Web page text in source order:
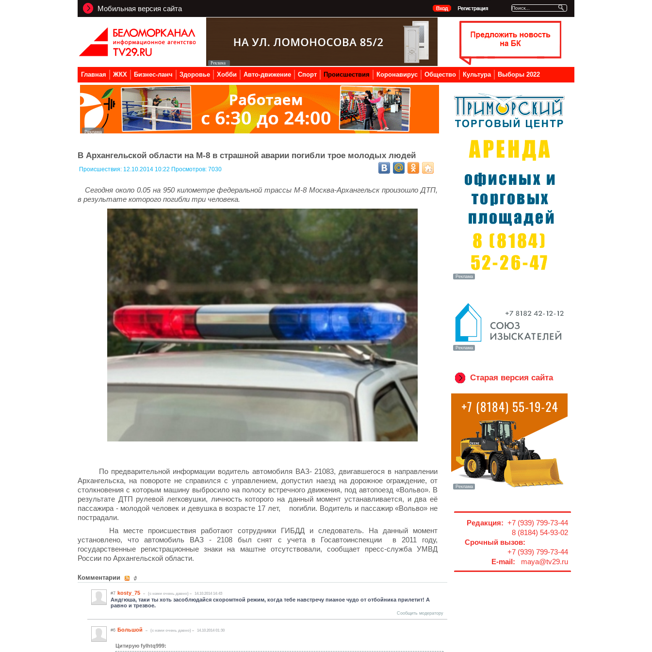
Мобильная версия сайта
Главная ЖКХ Бизнес-ланч Здоровье Хобби Авто-движение Спорт Происшествия Коронавирус Общество Культура Выборы 2022
В Архангельской области на М-8 в страшной аварии погибли трое молодых людей
Происшествия: 12.10.2014 10:22 Просмотров: 7030
Сегодня около 0.05 на 950 километре федеральной трассы М-8 Москва-Архангельск произошло ДТП,
в результате которого погибли три человека.
По предварительной информации водитель автомобиля ВАЗ- 21083, двигавшегося в направлении
Архангельска, на повороте не справился с управлением, допустил наезд на дорожное ограждение, от
столкновения с которым машину выбросило на полосу встречного движения, под автопоезд «Вольво». В
результате ДТП рулевой легковушки, личность которого на данный момент устанавливается, и два её
пассажира - молодой человек и девушка в возрасте 17 лет, погибли. Водитель и пассажир «Вольво» не
пострадали.
На месте происшествия работают сотрудники ГИБДД и следователь. На данный момент
установлено, что автомобиль ВАЗ - 2108 был снят с учета в Госавтоинспекции в 2011 году,
государственные регистрационные знаки на маштне отсутствовали, сообщает пресс-служба УМВД
России по Архангельской области.
Комментарии
#7 kosty_75 (c нами очень давно) 14.10.2014 14:43
Андгюша, таки ты хоть засоблюдайся скоромтной режим, когда тебе навстречу пианое чудо от отбойника прилетит! А
равно и трезвое.
Сообщить модератору
#6 Большой (c нами очень давно) 14.10.2014 01:30
Цитирую fylhtq999:
Старая версия сайта
Редакция: +7 (939) 799-73-44
8 (8184) 54-93-02
Срочный вызов:
+7 (939) 799-73-44
E-mail: maya@tv29.ru